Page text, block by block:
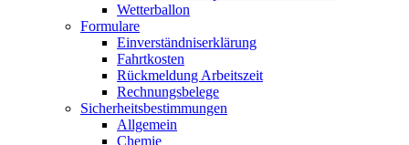
Wetterballon
Formulare
Einverständniserklärung
Fahrtkosten
Rückmeldung Arbeitszeit
Rechnungsbelege
Sicherheitsbestimmungen
Allgemein
Chemie